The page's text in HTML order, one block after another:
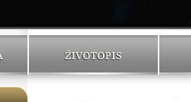
ŽIVOTOPIS